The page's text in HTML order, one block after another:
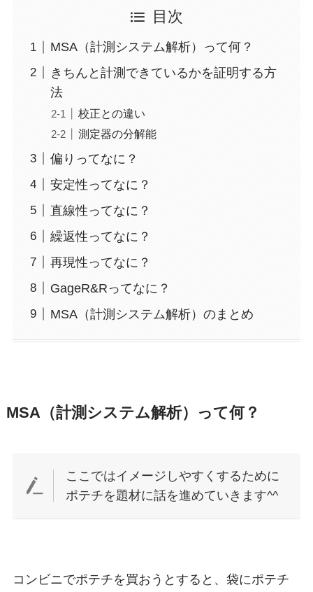
目次
MSA（計測システム解析）って何？
きちんと計測できているかを証明する方
法
校正との違い
測定器の分解能
偏りってなに？
安定性ってなに？
直線性ってなに？
繰返性ってなに？
再現性ってなに？
GageR&Rってなに？
MSA（計測システム解析）のまとめ
MSA（計測システム解析）って何？
ここではイメージしやすくするために
ポテチを題材に話を進めていきます^^
コンビニでポテチを買おうとすると、袋にポテチ